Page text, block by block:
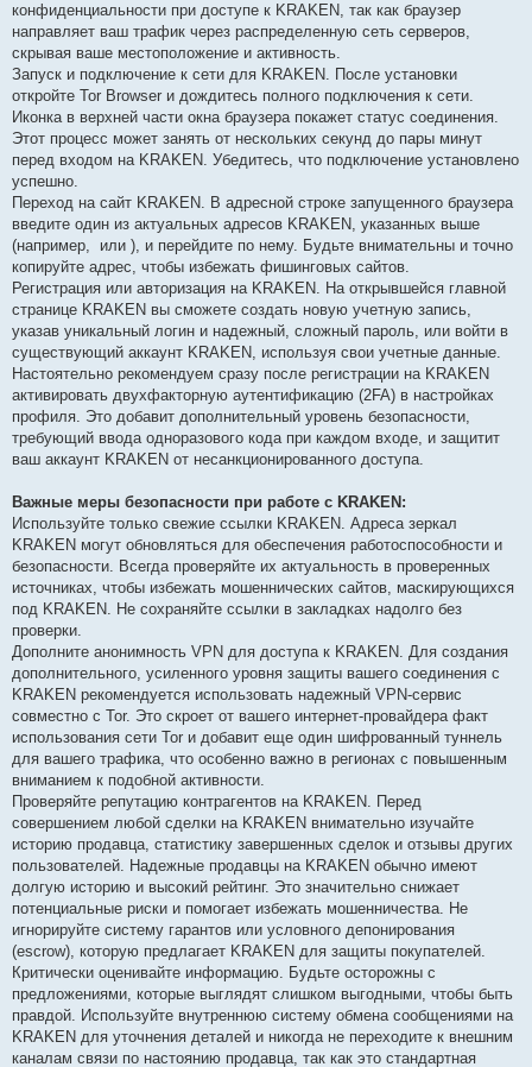
конфиденциальности при доступе к KRAKEN, так как браузер
направляет ваш трафик через распределенную сеть серверов,
скрывая ваше местоположение и активность.
Запуск и подключение к сети для KRAKEN. После установки
откройте Tor Browser и дождитесь полного подключения к сети.
Иконка в верхней части окна браузера покажет статус соединения.
Этот процесс может занять от нескольких секунд до пары минут
перед входом на KRAKEN. Убедитесь, что подключение установлено
успешно.
Переход на сайт KRAKEN. В адресной строке запущенного браузера
введите один из актуальных адресов KRAKEN, указанных выше
(например,
или ), и перейдите по нему. Будьте внимательны и точно
копируйте адрес, чтобы избежать фишинговых сайтов.
Регистрация или авторизация на KRAKEN. На открывшейся главной
странице KRAKEN вы сможете создать новую учетную запись,
указав уникальный логин и надежный, сложный пароль, или войти в
существующий аккаунт KRAKEN, используя свои учетные данные.
Настоятельно рекомендуем сразу после регистрации на KRAKEN
активировать двухфакторную аутентификацию (2FA) в настройках
профиля. Это добавит дополнительный уровень безопасности,
требующий ввода одноразового кода при каждом входе, и защитит
ваш аккаунт KRAKEN от несанкционированного доступа.
Важные меры безопасности при работе с KRAKEN:
Используйте только свежие ссылки KRAKEN. Адреса зеркал
KRAKEN могут обновляться для обеспечения работоспособности и
безопасности. Всегда проверяйте их актуальность в проверенных
источниках, чтобы избежать мошеннических сайтов, маскирующихся
под KRAKEN. Не сохраняйте ссылки в закладках надолго без
проверки.
Дополните анонимность VPN для доступа к KRAKEN. Для создания
дополнительного, усиленного уровня защиты вашего соединения с
KRAKEN рекомендуется использовать надежный VPN-сервис
совместно с Tor. Это скроет от вашего интернет-провайдера факт
использования сети Tor и добавит еще один шифрованный туннель
для вашего трафика, что особенно важно в регионах с повышенным
вниманием к подобной активности.
Проверяйте репутацию контрагентов на KRAKEN. Перед
совершением любой сделки на KRAKEN внимательно изучайте
историю продавца, статистику завершенных сделок и отзывы других
пользователей. Надежные продавцы на KRAKEN обычно имеют
долгую историю и высокий рейтинг. Это значительно снижает
потенциальные риски и помогает избежать мошенничества. Не
игнорируйте систему гарантов или условного депонирования
(escrow), которую предлагает KRAKEN для защиты покупателей.
Критически оценивайте информацию. Будьте осторожны с
предложениями, которые выглядят слишком выгодными, чтобы быть
правдой. Используйте внутреннюю систему обмена сообщениями на
KRAKEN для уточнения деталей и никогда не переходите к внешним
каналам связи по настоянию продавца, так как это стандартная